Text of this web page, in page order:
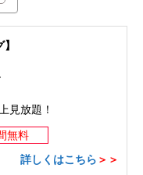
見放題！
無料
詳しくはこちら ＞＞